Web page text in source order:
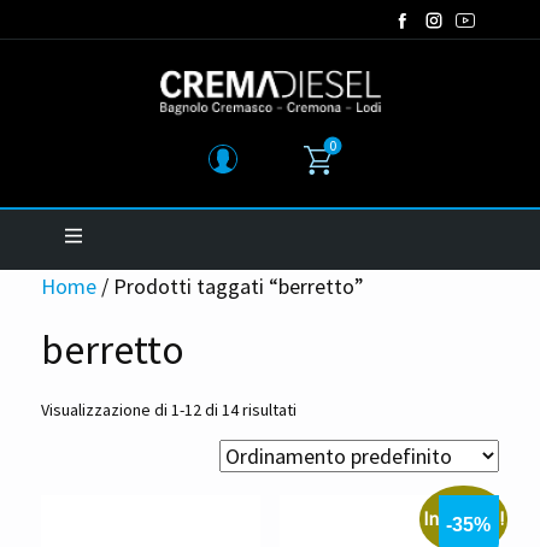
0
Home / Prodotti taggati “berretto”
berretto
Visualizzazione di 1-12 di 14 risultati
In offerta!
-35%